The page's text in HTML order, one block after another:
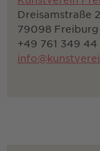
Dreisamstraße
79098
+49 761 349 44